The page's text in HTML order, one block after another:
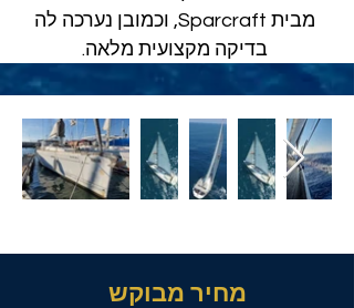
מבית Sparcraft, וכמובן נערכה לה
בדיקה מקצועית מלאה.
מחיר מבוקש